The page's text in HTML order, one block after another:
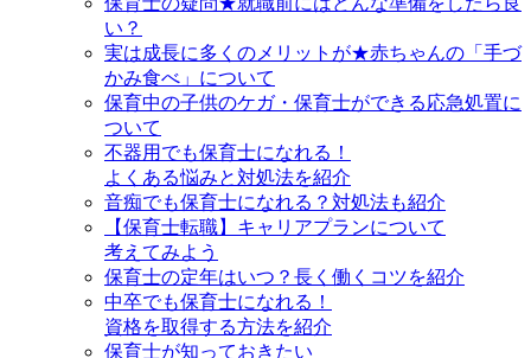
い？
実は成長に多くのメリットが★赤ちゃんの「手づ
かみ食べ」について
保育中の子供のケガ・保育士ができる応急処置に
ついて
不器用でも保育士になれる！
よくある悩みと対処法を紹介
音痴でも保育士になれる？対処法も紹介
【保育士転職】キャリアプランについて
考えてみよう
保育士の定年はいつ？長く働くコツを紹介
中卒でも保育士になれる！
資格を取得する方法を紹介
保育士が知っておきたい